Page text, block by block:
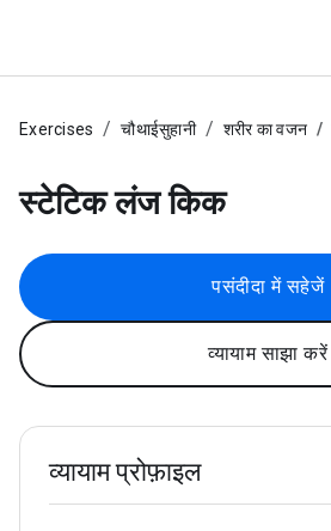
Exercises चौथाईसुहानी शरीर का वजन
स्टेटिक लंज किक
पसंदीदा में सहेजें
व्यायाम साझा करें
व्यायाम प्रोफ़ाइल